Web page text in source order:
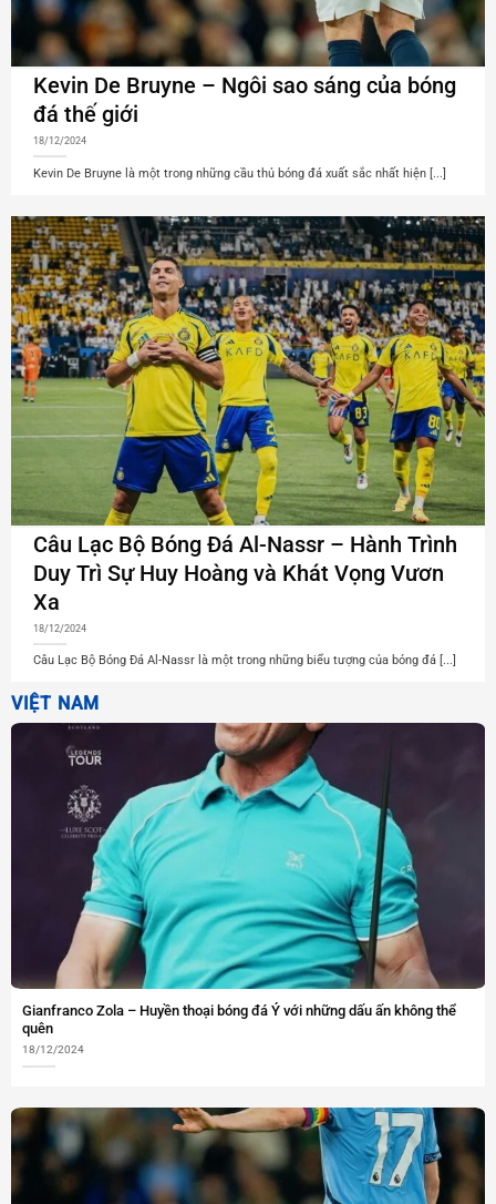
Kevin De Bruyne – Ngôi sao sáng của bóng
đá thế giới
18/12/2024
Kevin De Bruyne là một trong những cầu thủ bóng đá xuất sắc nhất hiện [...]
Câu Lạc Bộ Bóng Đá Al-Nassr – Hành Trình
Duy Trì Sự Huy Hoàng và Khát Vọng Vươn
Xa
18/12/2024
Câu Lạc Bộ Bóng Đá Al-Nassr là một trong những biểu tượng của bóng đá [...]
VIỆT NAM
Gianfranco Zola – Huyền thoại bóng đá Ý với những dấu ấn không thể
quên
18/12/2024